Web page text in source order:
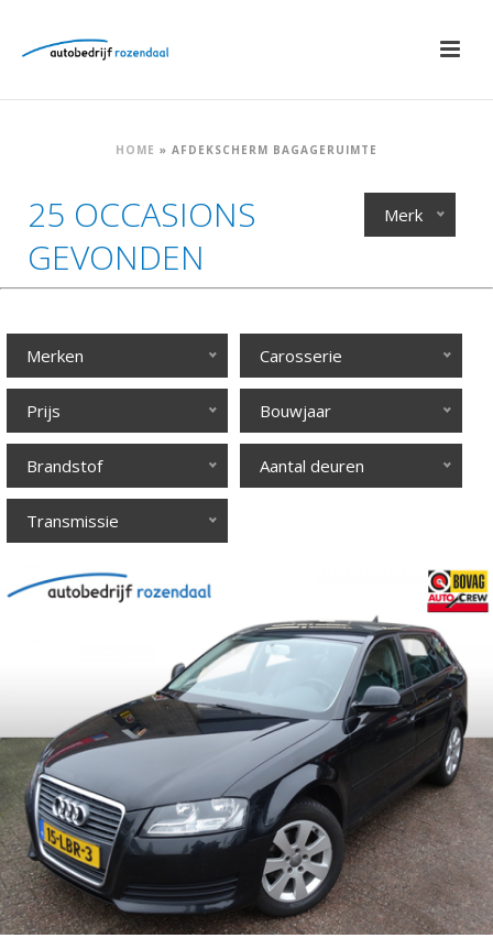
HOME » AFDEKSCHERM BAGAGERUIMTE
25 OCCASIONS
GEVONDEN
Merk
Merken Carosserie
Prijs Bouwjaar
Brandstof Aantal deuren
Transmissie